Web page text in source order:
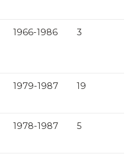
1966-1986 3
1979-1987 19
1978-1987 5